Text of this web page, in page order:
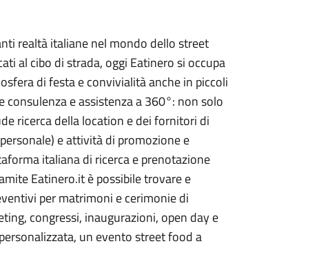
realtà italiane nel mondo dello street
al cibo di strada, oggi Eatinero si occupa
di festa e convivialità anche in piccoli
e assistenza a 360°: non solo
ricerca della location e dei fornitori di
e attività di promozione e
italiana di ricerca e prenotazione
Eatinero.it è possibile trovare e
per matrimoni e cerimonie di
congressi, inaugurazioni, open day e
un evento street food a